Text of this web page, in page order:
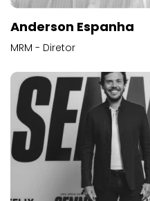
Anderson Espanha
MRM - Diretor